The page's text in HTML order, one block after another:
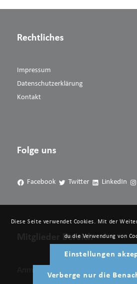
Rechtliches
Impressum
Datenschutzerklärung
Kontakt
Folge uns
Facebook Twitter LinkedIn
Mitglieder Bereich
Anmelden
Diese Seite verwendet Cookies. Mit der
du die Verwendung von
Einstellungen
Verberge nur die